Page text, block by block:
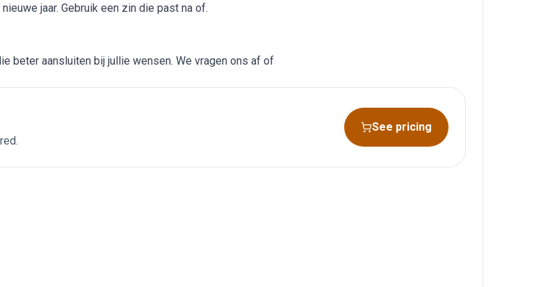
jaar. Gebruik een zin die past na of.
beter aansluiten bij jullie wensen. We vragen ons af of
See pricing